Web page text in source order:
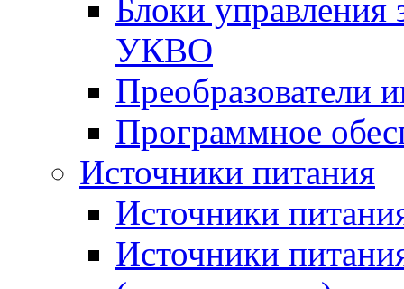
Блоки
УКВО
Преобразователи
Программное
Источники питания
Источники
Источники